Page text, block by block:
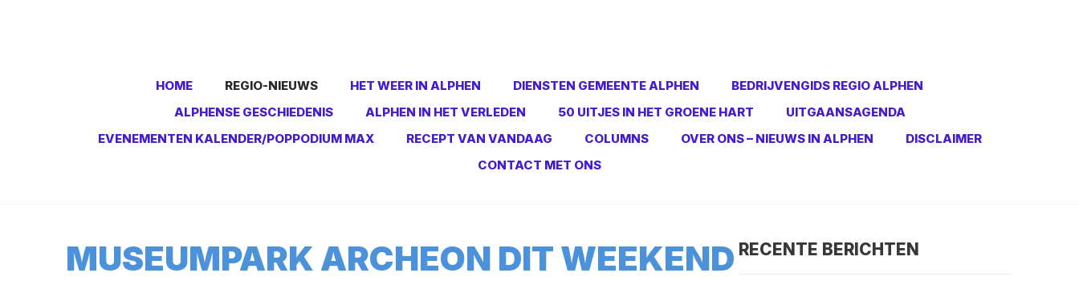
HOME REGIO-NIEUWS HET WEER IN ALPHEN DIENSTEN GEMEENTE ALPHEN
BEDRIJVENGIDS REGIO ALPHEN
ALPHENSE GESCHIEDENIS
ALPHEN IN HET VERLEDEN 50 UITJES IN HET GROENE HART
UITGAANSAGENDA
EVENEMENTEN KALENDER/POPPODIUM MAX
RECEPT VAN VANDAAG COLUMNS OVER ONS – NIEUWS IN ALPHEN
DISCLAIMER
CONTACT MET ONS
RECENTE BERICHTEN
MUSEUMPARK ARCHEON DIT WEEKEND